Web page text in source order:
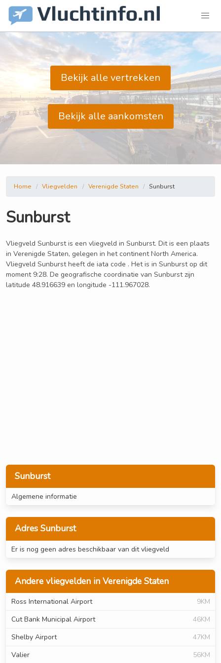
Bekijk alle vertrekken
Bekijk alle aankomsten
Sunburst
Algemene informatie
Adres Sunburst
Er is nog geen adres beschikbaar van dit vliegveld
Andere vliegvelden in Verenigde Staten
Ross International Airport
9KM
Cut Bank Municipal Airport
46KM
Shelby Airport
47KM
Valier
56KM
Home Vliegvelden Verenigde Staten Sunburst
Sunburst
Vliegveld Sunburst is een vliegveld in Sunburst. Dit is een plaats
in Verenigde Staten, gelegen in het continent North America.
Vliegveld Sunburst heeft de iata code . Het is in Sunburst op dit
moment 9:28. De geografische coordinatie van Sunburst zijn
latitude 48.916639 en longitude -111.967028.